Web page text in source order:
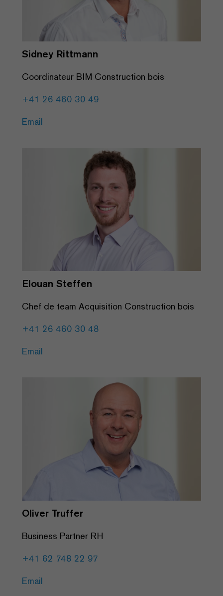
Sidney Rittmann
Coordinateur BIM Construction bois
+41 26 460 30 49
Email
Elouan Steffen
Chef de team Acquisition Construction bois
+41 26 460 30 48
Email
Oliver Truffer
Business Partner RH
+41 62 748 22 97
Email